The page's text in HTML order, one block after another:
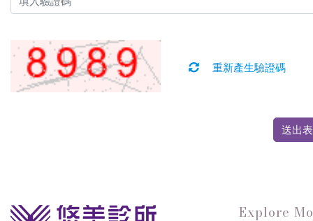
重新產生驗證碼
送出
Explore